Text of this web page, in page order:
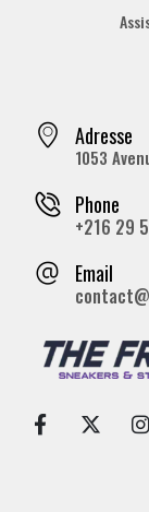
Adresse
1053
Phone
+216 29
Email